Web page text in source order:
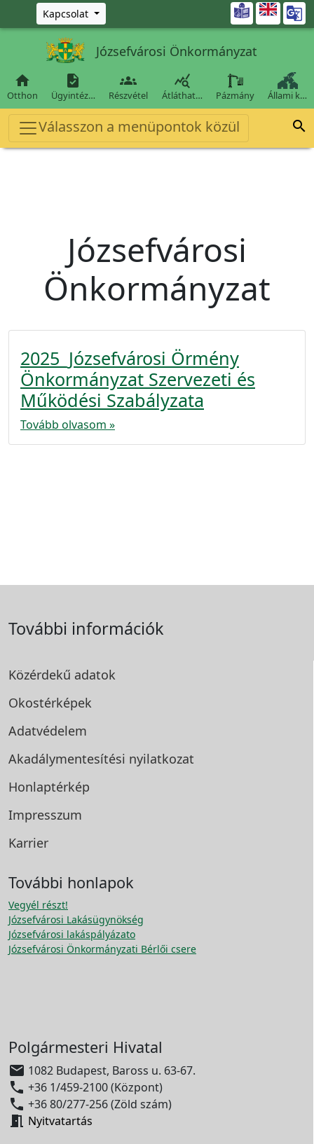
Ugrás a fő tartalomra
Kapcsolat 
Józsefvárosi Önkormányzat

Otthon

Ügyintéz…

Részvétel

Átláthat… Pázmány Állami k…
Válasszon a menüpontok közül 
Józsefvárosi
Önkormányzat
2025_Józsefvárosi Örmény
Önkormányzat Szervezeti és
Működési Szabályzata
Tovább olvasom »
További információk
Közérdekű adatok
Okostérképek
Adatvédelem
Akadálymentesítési nyilatkozat
Honlaptérkép
Impresszum
Karrier
További honlapok
Vegyél részt!
Józsefvárosi Lakásügynökség
Józsefvárosi lakáspályázato
Józsefvárosi Önkormányzati Bérlői csere
Polgármesteri Hivatal
 1082 Budapest, Baross u. 63-67.
 +36 1/459-2100 (Központ)
 +36 80/277-256 (Zöld szám)
 Nyitvatartás